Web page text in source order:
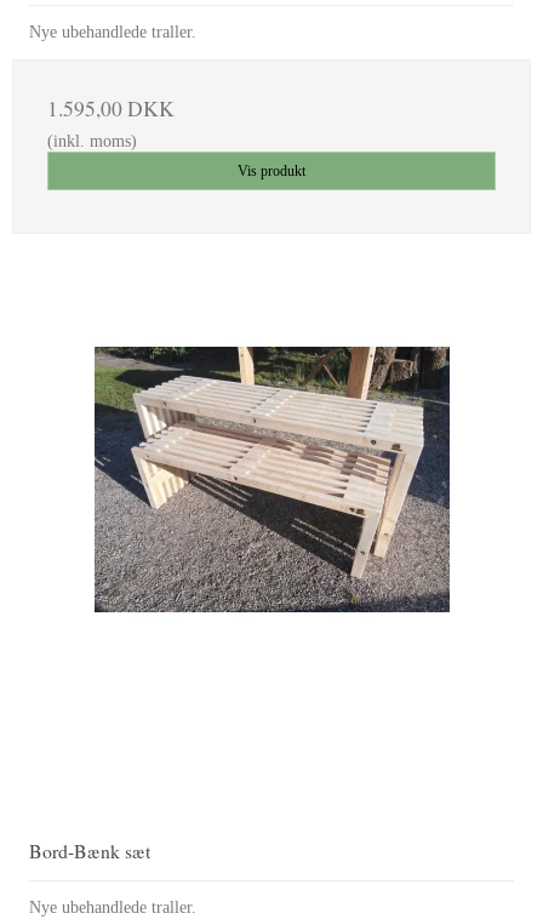
Nye ubehandlede traller.
1.595,00 DKK
(inkl. moms)
Vis produkt
Bord-Bænk sæt
Nye ubehandlede traller.